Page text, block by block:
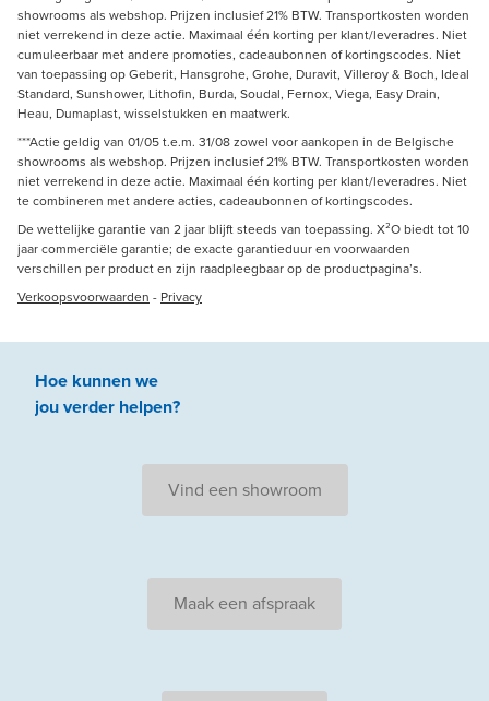
showrooms als webshop. Prijzen inclusief 21% BTW. Transportkosten worden
niet verrekend in deze actie. Maximaal één korting per klant/leveradres. Niet
cumuleerbaar met andere promoties, cadeaubonnen of kortingscodes. Niet
van toepassing op Geberit, Hansgrohe, Grohe, Duravit, Villeroy & Boch, Ideal
Standard, Sunshower, Lithofin, Burda, Soudal, Fernox, Viega, Easy Drain,
Heau, Dumaplast, wisselstukken en maatwerk.
***Actie geldig van 01/05 t.e.m. 31/08 zowel voor aankopen in de Belgische
showrooms als webshop. Prijzen inclusief 21% BTW. Transportkosten worden
niet verrekend in deze actie. Maximaal één korting per klant/leveradres. Niet
te combineren met andere acties, cadeaubonnen of kortingscodes.
De wettelijke garantie van 2 jaar blijft steeds van toepassing. X²O biedt tot 10
jaar commerciële garantie; de exacte garantieduur en voorwaarden
verschillen per product en zijn raadpleegbaar op de productpagina’s.
Verkoopsvoorwaarden - Privacy
Hoe kunnen we
jouverder helpen?
Vind een showroom
Maak een afspraak